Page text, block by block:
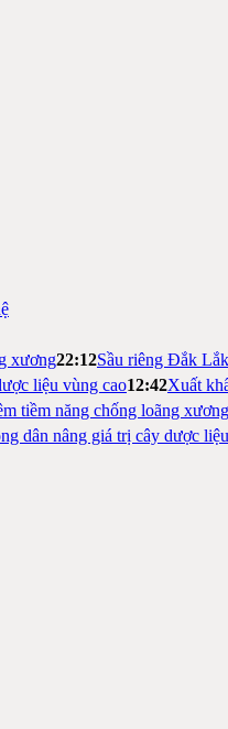
xương22:12Sầu riêng Đắk
liệu vùng cao12:42Xuất
tiềm năng chống loãng xương
dân nâng giá trị cây dược